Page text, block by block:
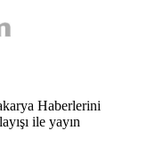
Haberlerini
ile yayın